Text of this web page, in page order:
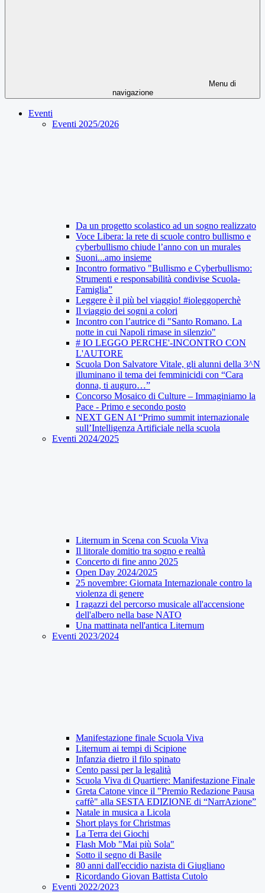
Menu di
navigazione
Eventi
Eventi 2025/2026
Da un progetto scolastico ad un sogno realizzato
Voce Libera: la rete di scuole contro bullismo e
cyberbullismo chiude l’anno con un murales
Suoni...amo insieme
Incontro formativo "Bullismo e Cyberbullismo:
Strumenti e responsabilità condivise Scuola-
Famiglia”
Leggere è il più bel viaggio! #ioleggoperchè
Il viaggio dei sogni a colori
Incontro con l’autrice di "Santo Romano. La
notte in cui Napoli rimase in silenzio"
# IO LEGGO PERCHE'-INCONTRO CON
L'AUTORE
Scuola Don Salvatore Vitale, gli alunni della 3^N
illuminano il tema dei femminicidi con “Cara
donna, ti auguro…”
Concorso Mosaico di Culture – Immaginiamo la
Pace - Primo e secondo posto
NEXT GEN AI “Primo summit internazionale
sull’Intelligenza Artificiale nella scuola
Eventi 2024/2025
Liternum in Scena con Scuola Viva
Il litorale domitio tra sogno e realtà
Concerto di fine anno 2025
Open Day 2024/2025
25 novembre: Giornata Internazionale contro la
violenza di genere
I ragazzi del percorso musicale all'accensione
dell'albero nella base NATO
Una mattinata nell'antica Liternum
Eventi 2023/2024
Manifestazione finale Scuola Viva
Liternum ai tempi di Scipione
Infanzia dietro il filo spinato
Cento passi per la legalità
Scuola Viva di Quartiere: Manifestazione Finale
Greta Catone vince il "Premio Redazione Pausa
caffè" alla SESTA EDIZIONE di “NarrAzione”
Natale in musica a Licola
Short plays for Christmas
La Terra dei Giochi
Flash Mob "Mai più Sola"
Sotto il segno di Basile
80 anni dall'eccidio nazista di Giugliano
Ricordando Giovan Battista Cutolo
Eventi 2022/2023